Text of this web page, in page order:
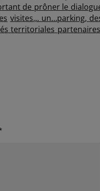
de prôner le
visites.,. un…parking,
territoriales